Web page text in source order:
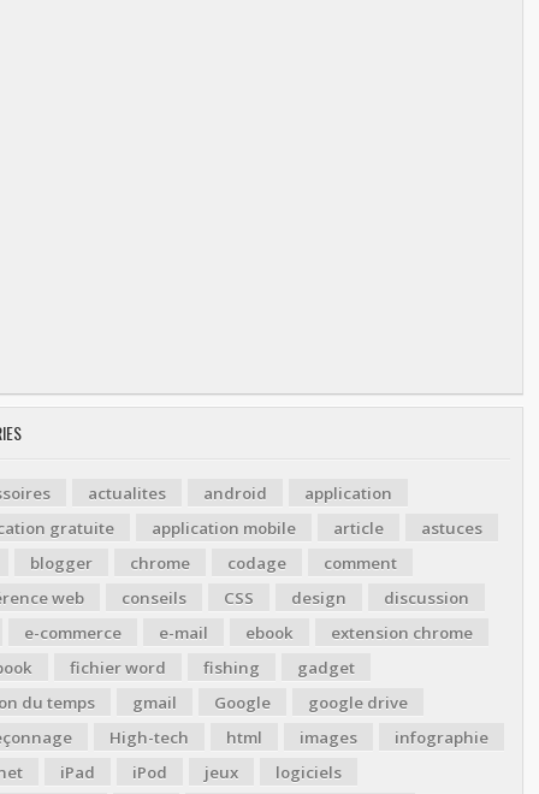
actualites android
application
gratuite
application mobile article
astuces
blogger
chrome codage
comment
web
conseils CSS design
discussion
e-commerce
e-mail ebook
extension chrome
fichier word fishing
gadget
du temps
gmail Google
google drive
High-tech html images
infographie
iPad iPod jeux
logiciels